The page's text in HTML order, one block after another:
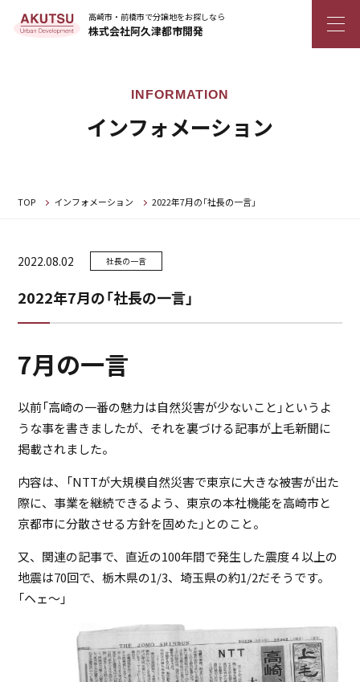
高崎市・前橋市で分譲地をお探しなら
株式会社阿久津都市開発
インフォメーション
TOP インフォメーション 2022年7月の「社長の一言」
2022.08.02 社長の一言
2022年7月の「社長の一言」
7月の一言
以前「高崎の一番の魅力は自然災害が少ないこと」というよ
うな事を書きましたが、それを裏づける記事が上毛新聞に
掲載されました。
内容は、「NTTが大規模自然災害で東京に大きな被害が出た
際に、事業を継続できるよう、東京の本社機能を高崎市と
京都市に分散させる方針を固めた」とのこと。
又、関連の記事で、直近の100年間で発生した震度４以上の
地震は70回で、栃木県の1/3、埼玉県の約1/2だそうです。
「ヘェ～」